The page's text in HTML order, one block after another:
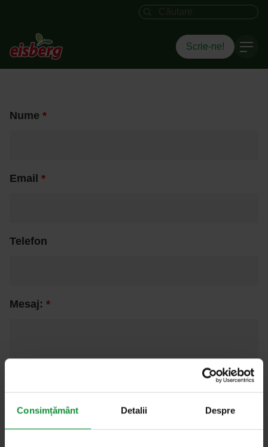
Consimțământ Detalii Despre
Câmpul de căutare
Scrie-ne!
Nume *
Email *
Telefon
G
R
u
m
e
Mesaj: *
G
Sunt de acord ca acest site web să stocheze